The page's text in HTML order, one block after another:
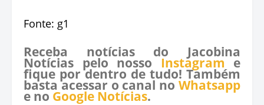
Fonte: g1
Receba notícias do Jacobina
Notícias pelo nosso Instagram e
fique por dentro de tudo! Também
basta acessar o canal no Whatsapp
e no Google Notícias.